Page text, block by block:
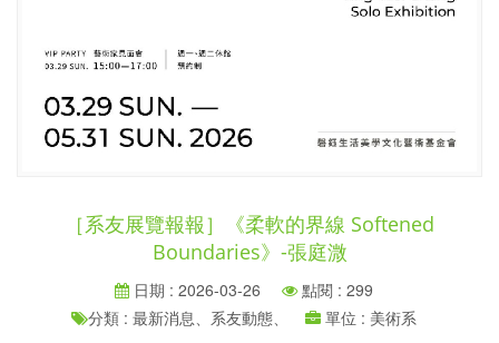
［系友展覽報報］《柔軟的界線 Softened
Boundaries》-張庭溦
日期 : 2026-03-26
點閱 : 299
分類 : 最新消息、系友動態、
單位 : 美術系